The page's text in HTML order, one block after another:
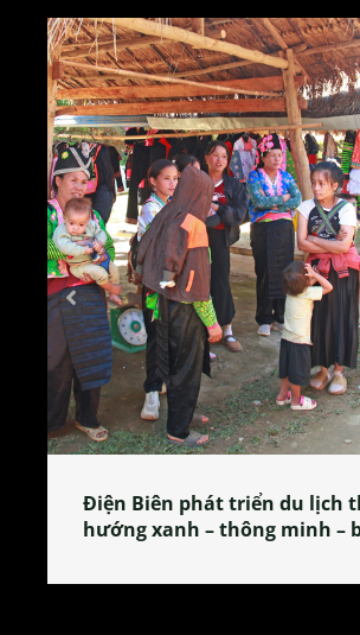
Làng làm bánh tẻ Phú
tỏa đặc sản xứ Đoài